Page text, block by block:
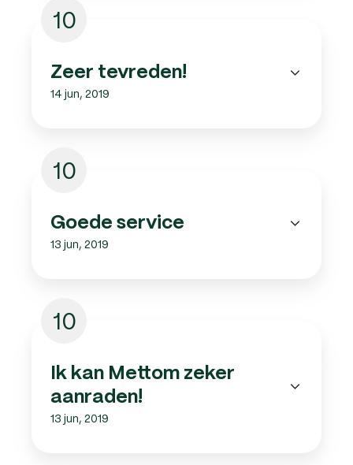
10
Zeer tevreden!
14 jun, 2019
10
Goede service
13 jun, 2019
10
Ik kan Mettom zeker
aanraden!
13 jun, 2019